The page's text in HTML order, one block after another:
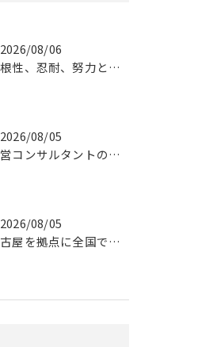
2026/08/06
『根性、忍耐、努力という言葉は死語なのか』
2026/08/05
経営コンサルタントのモーちゃん・毛利京申です。
2026/08/05
名古屋を拠点に全国で活動する 経営コンサルタントの 毛利京申...